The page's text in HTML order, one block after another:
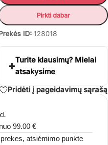
Pirkti dabar
ID: 128018
Turite klausimų? Mielai
atsakysime
Pridėti į pageidavimų sąrašą
99.00 €
atsiėmimo punkte